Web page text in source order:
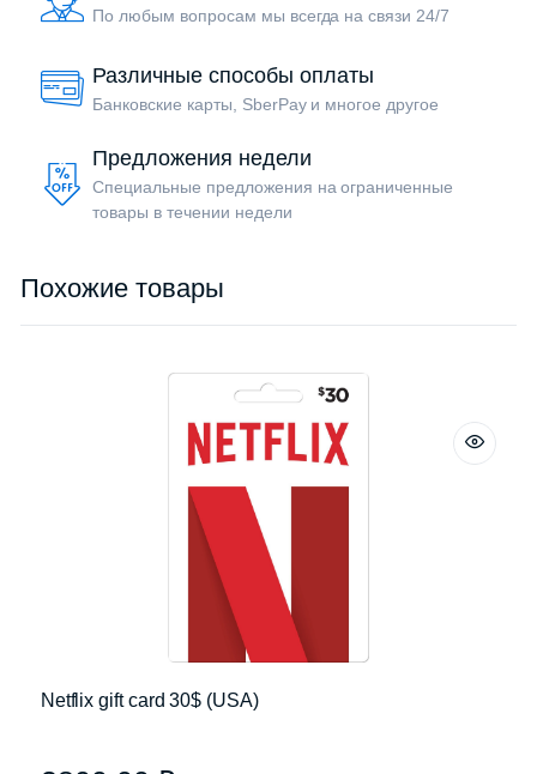
По любым вопросам мы всегда на связи 24/7
Различные способы оплаты
Банковские карты, SberPay и многое другое
Предложения недели
Специальные предложения на ограниченные
товары в течении недели
Похожие товары
Netflix gift card 30$ (USA)